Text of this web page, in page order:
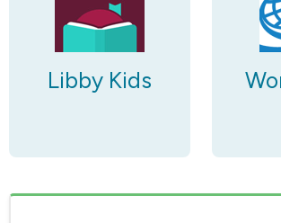
Libby Kids